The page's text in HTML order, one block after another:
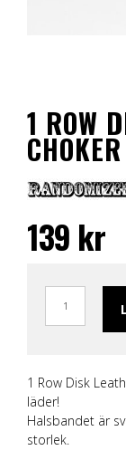
1 ROW
CHOKER
139 kr
1 Row Disk
läder!
Halsbandet är
storlek.